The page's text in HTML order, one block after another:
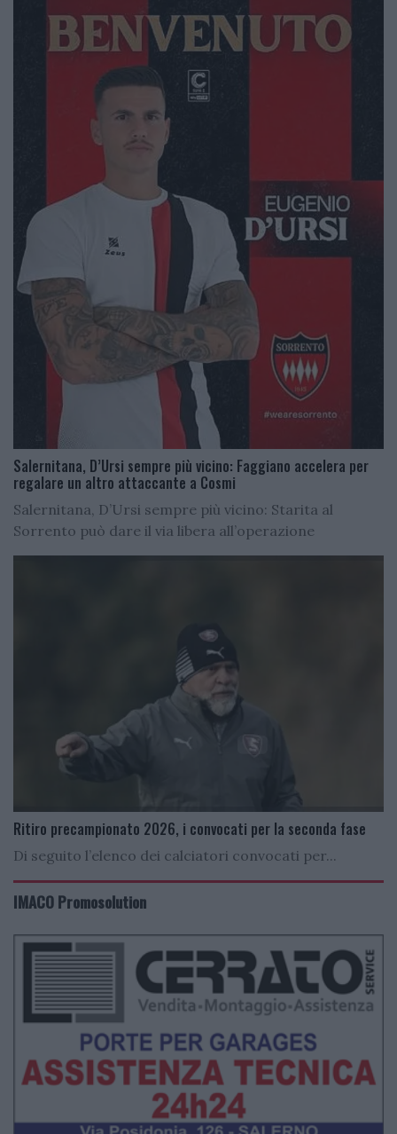
Salernitana, D’Ursi sempre più vicino: Faggiano accelera per
regalare un altro attaccante a Cosmi
Salernitana, D’Ursi sempre più vicino: Starita al
Sorrento può dare il via libera all’operazione
Ritiro precampionato 2026, i convocati per la seconda fase
Di seguito l’elenco dei calciatori convocati per...
IMACO Promosolution